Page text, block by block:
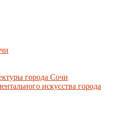
города Сочи
искусства города